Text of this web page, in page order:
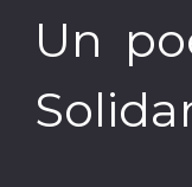
Un